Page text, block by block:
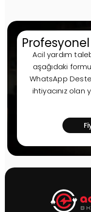
Profesyonel
Acil yardım
aşağıdaki
WhatsApp
ihtiyacınız olan